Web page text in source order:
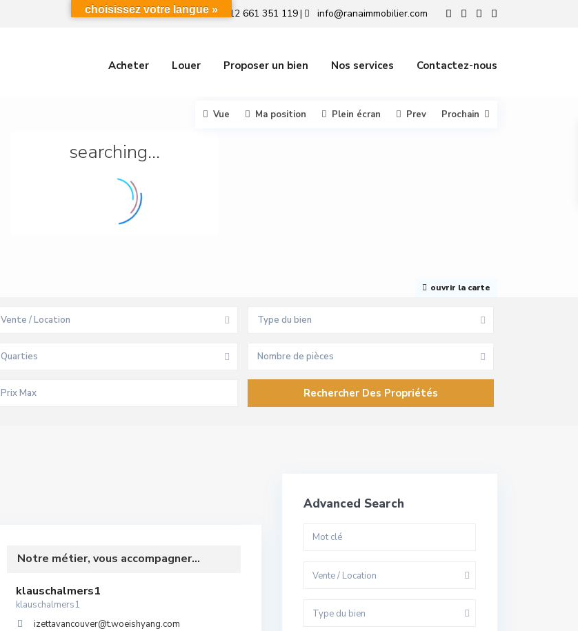
+212 661 351 119| info@ranaimmobilier.com
Acheter Louer Proposer un bien Nos services Contactez-nous
searching...
ouvrir la carte
Vue Ma position Plein écran Prev Prochain
Vente / Location Type du bien
Quarties Nombre de pièces
Notre métier, vous accompagner...
klauschalmers1
klauschalmers1
izettavancouver@t.woeishyang.com
Advanced Search
Vente / Location
Type du bien
choisissez votre langue »